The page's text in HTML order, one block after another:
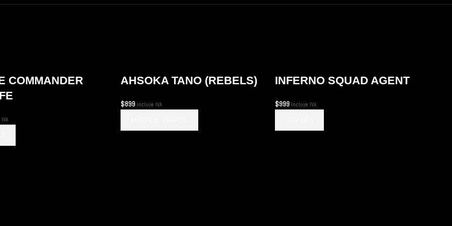
COMMANDER
AHSOKA TANO (REBELS)
$899 incluye IVA
INFERNO SQUAD AGENT
$999 incluye IVA